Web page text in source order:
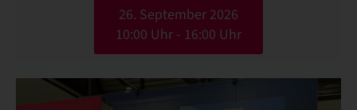
26. September 2026
10:00 Uhr - 16:00 Uhr